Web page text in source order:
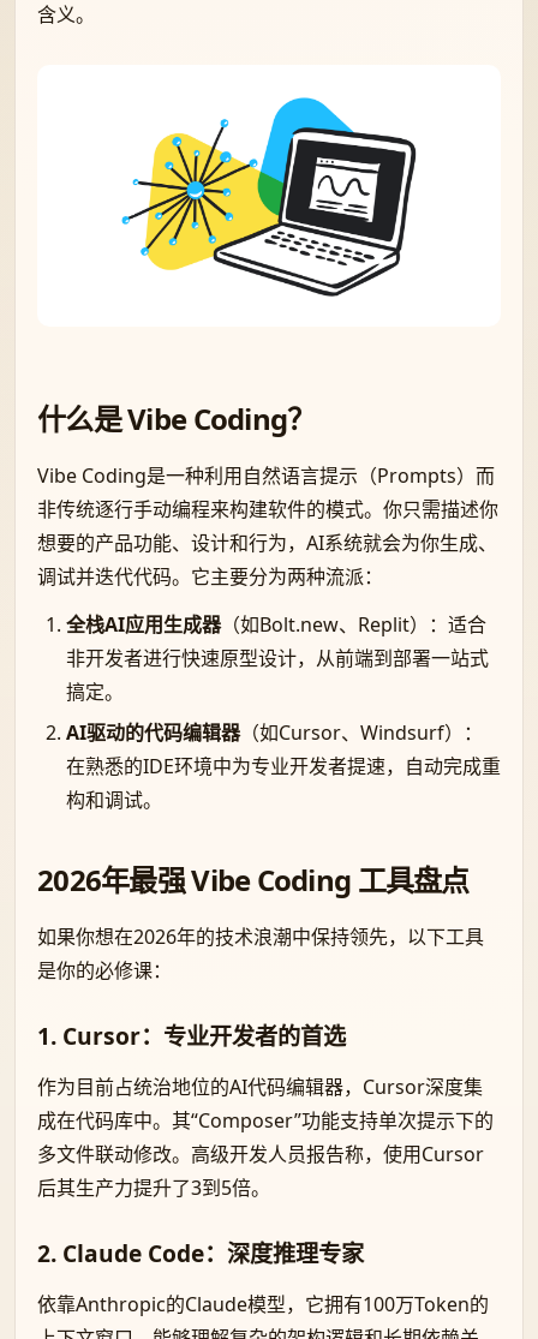
含义。
什么是 Vibe Coding？
Vibe Coding是一种利用自然语言提示（Prompts）而
非传统逐行手动编程来构建软件的模式。你只需描述你
想要的产品功能、设计和行为，AI系统就会为你生成、
调试并迭代代码。它主要分为两种流派：
全栈AI应用生成器（如Bolt.new、Replit）：适合
非开发者进行快速原型设计，从前端到部署一站式
搞定。
AI驱动的代码编辑器（如Cursor、Windsurf）：
在熟悉的IDE环境中为专业开发者提速，自动完成重
构和调试。
2026年最强 Vibe Coding 工具盘点
如果你想在2026年的技术浪潮中保持领先，以下工具
是你的必修课：
1. Cursor：专业开发者的首选
作为目前占统治地位的AI代码编辑器，Cursor深度集
成在代码库中。其“Composer”功能支持单次提示下的
多文件联动修改。高级开发人员报告称，使用Cursor
后其生产力提升了3到5倍。
2. Claude Code：深度推理专家
依靠Anthropic的Claude模型，它拥有100万Token的